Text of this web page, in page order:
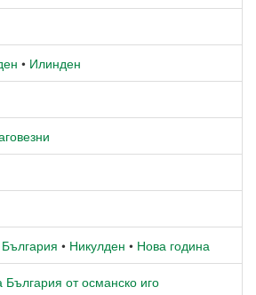
• Илинден
• Никулден • Нова година
от османско иго